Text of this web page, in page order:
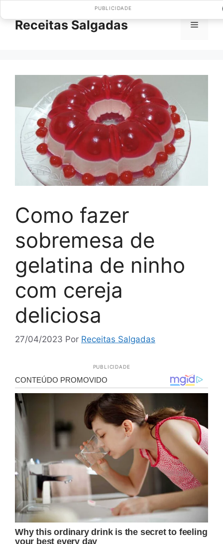
paraReceitas Salgadas Menu
Como fazer
sobremesa de
gelatina de ninho
com cereja
deliciosa
27/04/2023 Por Receitas Salgadas
PUBLICIDADE
PUBLICIDADE